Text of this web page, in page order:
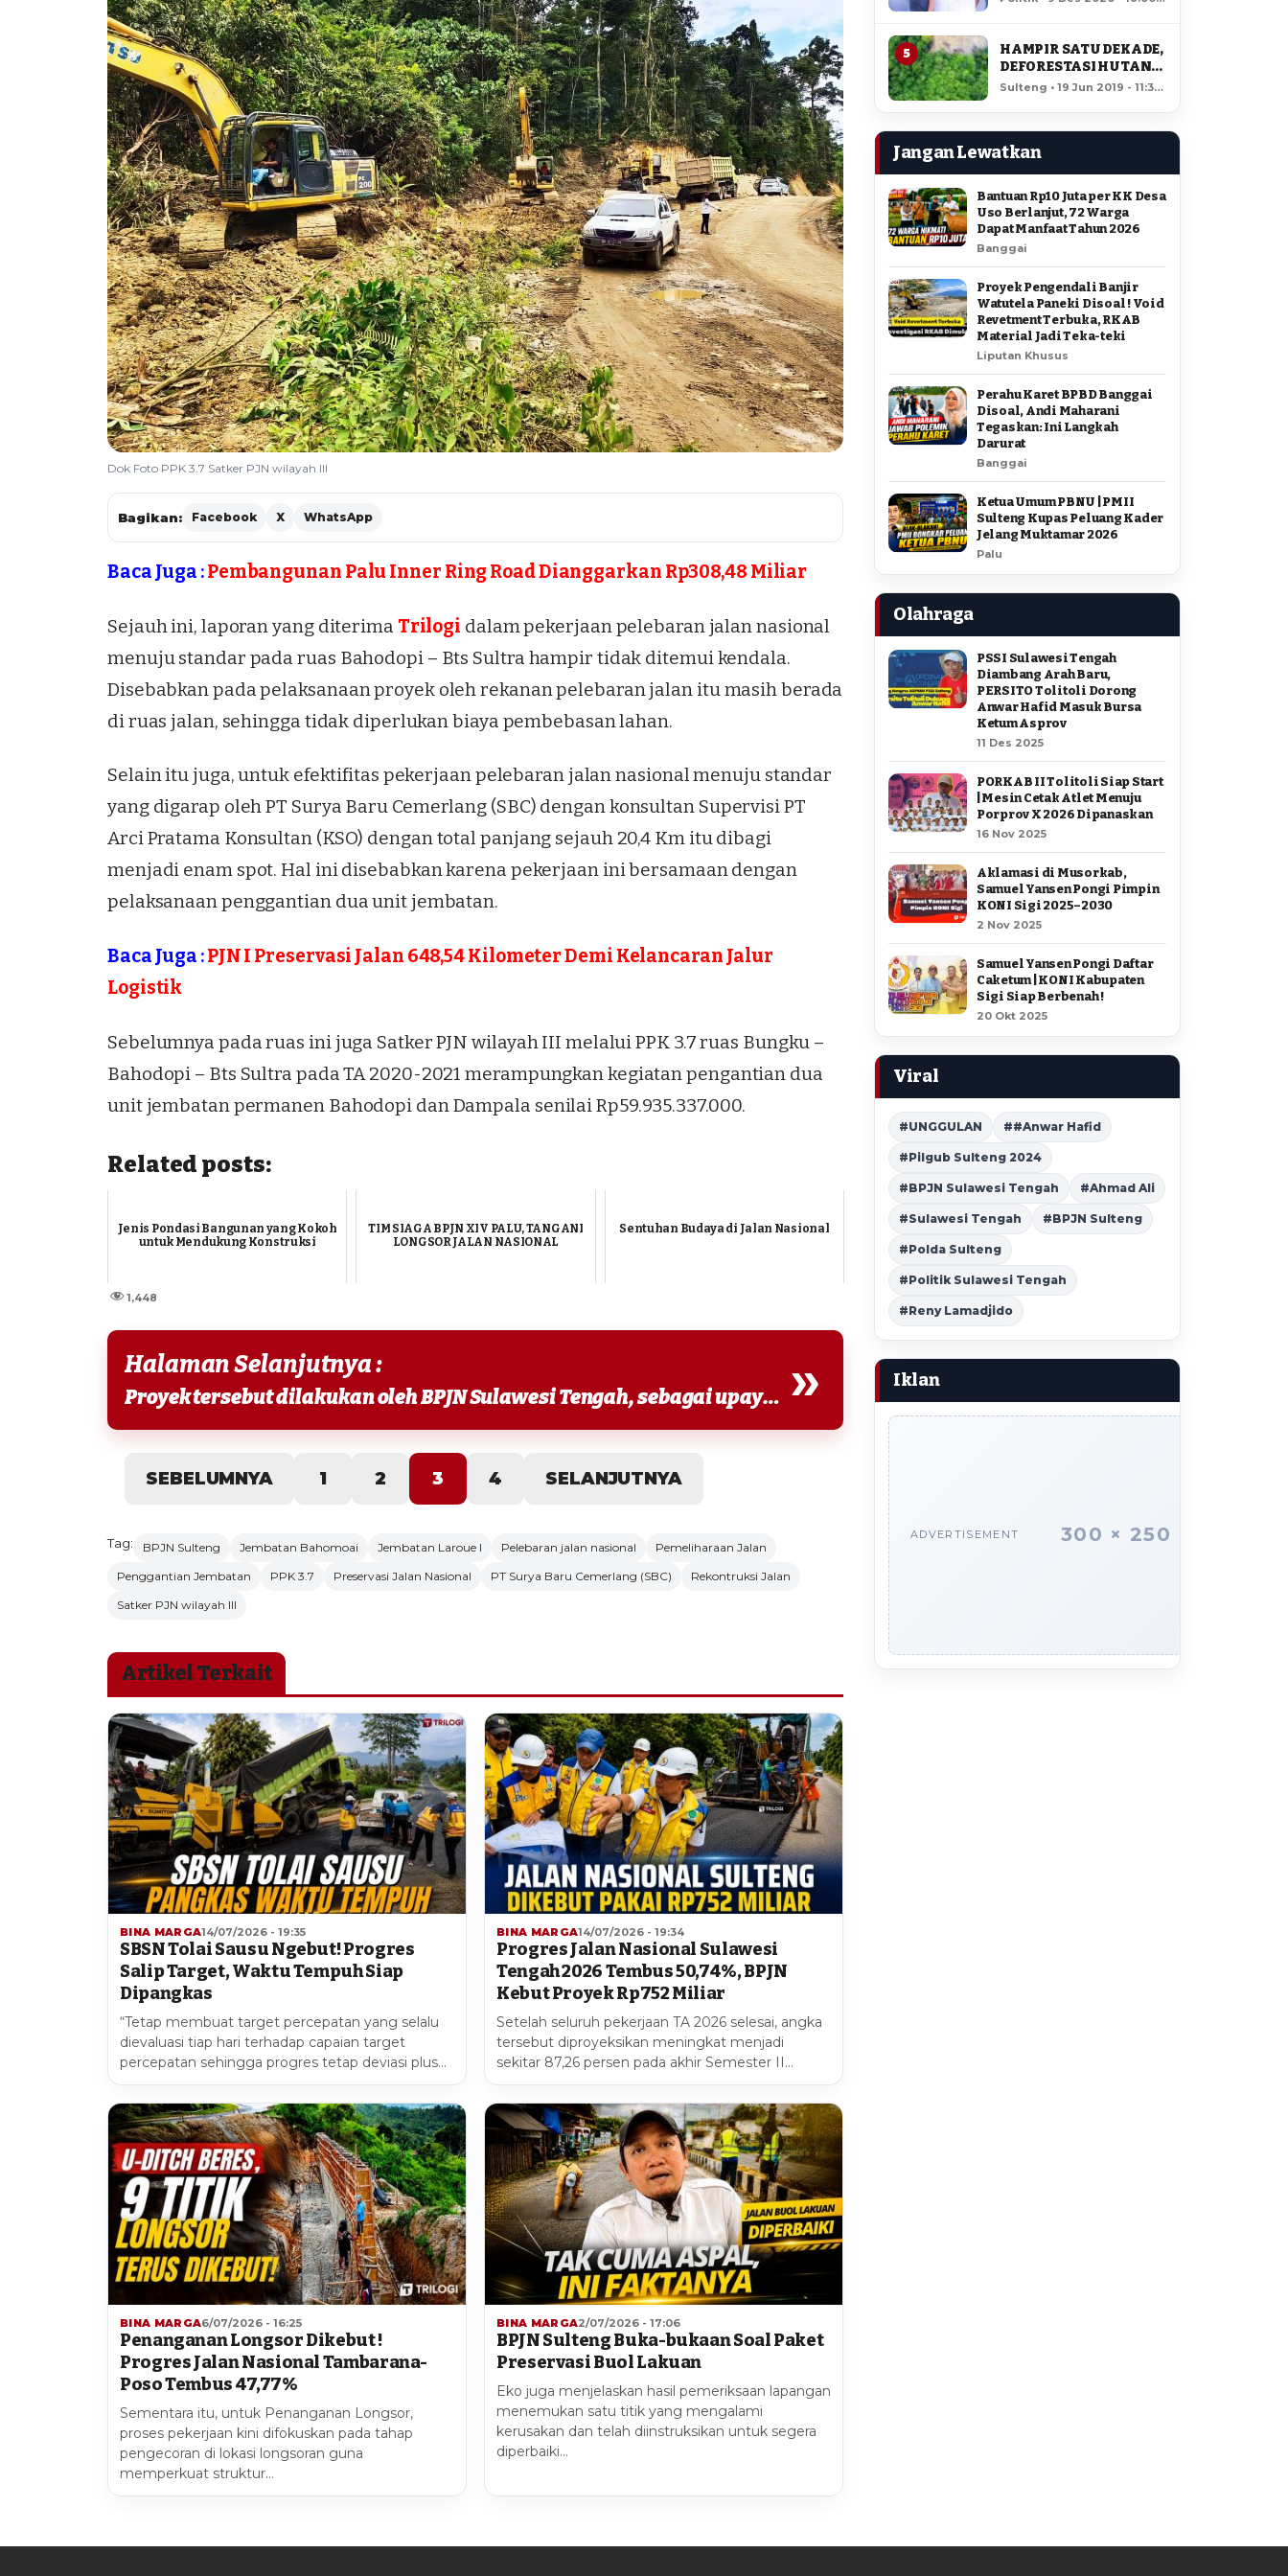
Dok Foto PPK 3.7 Satker PJN wilayah III
Bagikan: Facebook X WhatsApp
Baca Juga :Pembangunan Palu Inner Ring Road Dianggarkan Rp308,48 Miliar
Sejauh ini, laporan yang diterima Trilogi dalam pekerjaan pelebaran jalan nasional
menuju standar pada ruas Bahodopi – Bts Sultra hampir tidak ditemui kendala.
Disebabkan pada pelaksanaan proyek oleh rekanan pelebaran jalan itu masih berada
di ruas jalan, sehingga tidak diperlukan biaya pembebasan lahan.
Selain itu juga, untuk efektifitas pekerjaanpelebaran jalan nasional menuju standar
yang digarap oleh PT Surya Baru Cemerlang (SBC) dengan konsultan Supervisi PT
Arci Pratama Konsultan (KSO) dengan total panjang sejauh 20,4 Km itu dibagi
menjadi enam spot. Hal ini disebabkan karena pekerjaan ini bersamaan dengan
pelaksanaan penggantian dua unit jembatan.
Baca Juga :PJN I Preservasi Jalan 648,54 Kilometer Demi Kelancaran Jalur
Logistik
Sebelumnya pada ruas ini juga Satker PJN wilayah III melalui PPK 3.7 ruas Bungku –
Bahodopi – Bts Sultra pada TA 2020-2021 merampungkan kegiatan pengantian dua
unit jembatan permanen Bahodopi dan Dampala senilai Rp59.935.337.000.
Related posts:
Jenis Pondasi Bangunan yang Kokoh
untuk Mendukung Konstruksi
TIM SIAGA BPJN XIV PALU, TANGANI
LONGSOR JALAN NASIONAL
Sentuhan Budaya di Jalan Nasional
1,448
Halaman Selanjutnya :
Proyek tersebut dilakukan oleh BPJN Sulawesi Tengah, sebagai upaya pemulihan jembatan lama... »
SEBELUMNYA 1 2 3 4 SELANJUTNYA
Tag: BPJN Sulteng Jembatan Bahomoai Jembatan Laroue I Pelebaran jalan nasional
Pemeliharaan Jalan
Penggantian Jembatan
PPK 3.7 Preservasi Jalan Nasional PT Surya Baru Cemerlang (SBC)
Rekontruksi Jalan
Satker PJN wilayah III
Artikel Terkait
BINA MARGA14/07/2026 - 19:35
SBSN Tolai Sausu Ngebut! Progres
Salip Target, Waktu Tempuh Siap
Dipangkas
“Tetap membuat target percepatan yang selalu
dievaluasi tiap hari terhadap capaian target
percepatan sehingga progres tetap deviasi plus…
BINA MARGA14/07/2026 - 19:34
Progres Jalan Nasional Sulawesi
Tengah 2026 Tembus 50,74%, BPJN
Kebut Proyek Rp752 Miliar
Setelah seluruh pekerjaan TA 2026 selesai, angka
tersebut diproyeksikan meningkat menjadi
sekitar 87,26 persen pada akhir Semester II…
BINA MARGA6/07/2026 - 16:25
Penanganan Longsor Dikebut !
Progres Jalan Nasional Tambarana-
Poso Tembus 47,77%
Sementara itu, untuk Penanganan Longsor,
proses pekerjaan kini difokuskan pada tahap
pengecoran di lokasi longsoran guna
memperkuat struktur…
BINA MARGA2/07/2026 - 17:06
BPJN Sulteng Buka-bukaan Soal Paket
Preservasi Buol Lakuan
Eko juga menjelaskan hasil pemeriksaan lapangan
menemukan satu titik yang mengalami
kerusakan dan telah diinstruksikan untuk segera
diperbaiki…
5
HAMPIR SATU DEKADE,
DEFORESTASI HUTAN
LORE LINDU MENCAPAI
Sulteng • 19 Jun 2019 - 11:34
Jangan Lewatkan
Bantuan Rp10 Juta per KK Desa
Uso Berlanjut, 72 Warga
Dapat Manfaat Tahun 2026
Banggai
Proyek Pengendali Banjir
Watutela Paneki Disoal ! Void
Revetment Terbuka, RKAB
Material Jadi Teka-teki
Liputan Khusus
Perahu Karet BPBD Banggai
Disoal, Andi Maharani
Tegaskan: Ini Langkah
Darurat
Banggai
Ketua Umum PBNU | PMII
Sulteng Kupas Peluang Kader
Jelang Muktamar 2026
Palu
Olahraga
PSSI Sulawesi Tengah
Diambang Arah Baru,
PERSITO Tolitoli Dorong
Anwar Hafid Masuk Bursa
Ketum Asprov
11 Des 2025
PORKAB II Tolitoli Siap Start
| Mesin Cetak Atlet Menuju
Porprov X 2026 Dipanaskan
16 Nov 2025
Aklamasi di Musorkab,
Samuel Yansen Pongi Pimpin
KONI Sigi 2025–2030
2 Nov 2025
Samuel Yansen Pongi Daftar
Caketum | KONI Kabupaten
Sigi Siap Berbenah !
20 Okt 2025
Viral
#UNGGULAN ##Anwar Hafid
#Pilgub Sulteng 2024
#BPJN Sulawesi Tengah #Ahmad Ali
#Sulawesi Tengah #BPJN Sulteng
#Polda Sulteng
#Politik Sulawesi Tengah
#Reny Lamadjido
Iklan
ADVERTISEMENT 300 × 250